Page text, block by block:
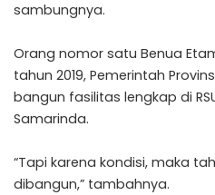
sambungnya.
Orang nomor satu Benua
tahun 2019, Pemerintah
bangun fasilitas lengkap di
Samarinda.
“Tapi karena kondisi, maka
dibangun,” tambahnya.